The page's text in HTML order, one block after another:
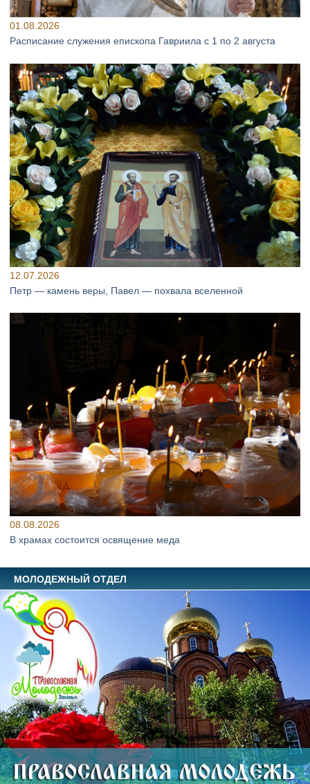
01.08.2026
Расписание служения епископа Гавриила с 1 по 2 августа
12.07.2026
Петр — камень веры, Павел — похвала вселенной
08.08.2026
В храмах состоится освящение меда
МОЛОДЕЖНЫЙ ОТДЕЛ